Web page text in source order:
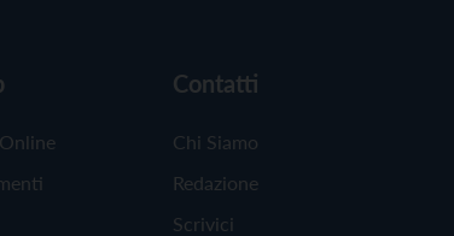
Contatti
Chi Siamo
Redazione
Scrivici